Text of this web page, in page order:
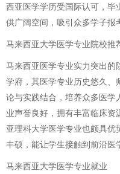
西亚医学学历受国际认可，毕
供广阔空间，吸引众多学子报
马来西亚大学医学专业院校推
马来西亚医学专业实力突出的
学府，其医学专业历史悠久、
论与实践结合，培养众多医学
业声誉良好，拥有丰富临床资
亚理科大学医学专业也颇具优
丰硕，能让学生接触到前沿医
马来西亚大学医学专业就业